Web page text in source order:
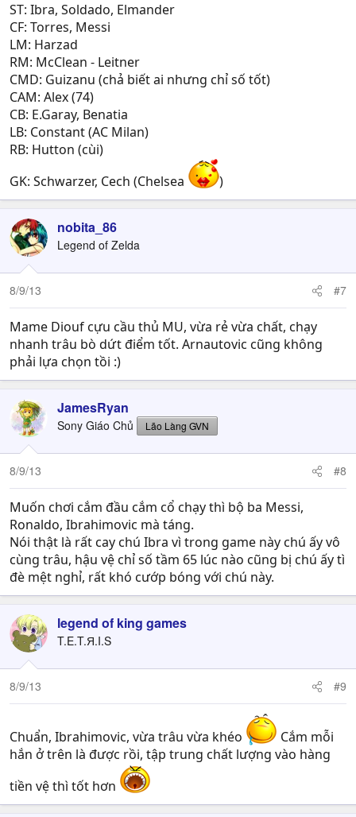
ST: Ibra, Soldado, Elmander
CF: Torres, Messi
LM: Harzad
RM: McClean - Leitner
CMD: Guizanu (chả biết ai nhưng chỉ số tốt)
CAM: Alex (74)
CB: E.Garay, Benatia
LB: Constant (AC Milan)
RB: Hutton (cùi)
GK: Schwarzer, Cech (Chelsea
)
nobita_86
Legend of Zelda
8/9/13 #7
Mame Diouf cựu cầu thủ MU, vừa rẻ vừa chất, chạy
nhanh trâu bò dứt điểm tốt. Arnautovic cũng không
phải lựa chọn tồi :)
JamesRyan
Sony Giáo Chủ Lão Làng GVN
8/9/13 #8
Muốn chơi cắm đầu cắm cổ chạy thì bộ ba Messi,
Ronaldo, Ibrahimovic mà táng.
Nói thật là rất cay chú Ibra vì trong game này chú ấy vô
cùng trâu, hậu vệ chỉ số tầm 65 lúc nào cũng bị chú ấy tì
đè mệt nghỉ, rất khó cướp bóng với chú này.
legend of king games
T.E.T.Я.I.S
8/9/13 #9
Chuẩn, Ibrahimovic, vừa trâu vừa khéo
Cắm mỗi
hắn ở trên là được rồi, tập trung chất lượng vào hàng
tiền vệ thì tốt hơn